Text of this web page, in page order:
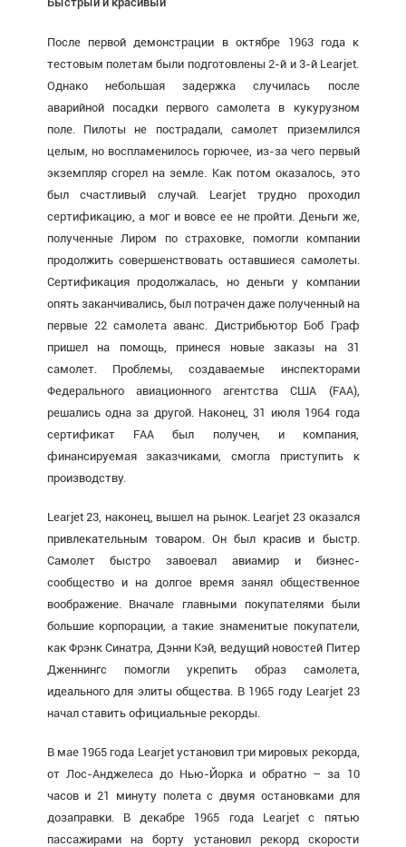
После первой демонстрации в октябре 1963 года к
тестовым полетам были подготовлены 2-й и 3-й Learjet.
Однако небольшая задержка случилась после
аварийной посадки первого самолета в кукурузном
поле. Пилоты не пострадали, самолет приземлился
целым, но воспламенилось горючее, из-за чего первый
экземпляр сгорел на земле. Как потом оказалось, это
был счастливый случай. Learjet трудно проходил
сертификацию, а мог и вовсе ее не пройти. Деньги же,
полученные Лиром по страховке, помогли компании
продолжить совершенствовать оставшиеся самолеты.
Сертификация продолжалась, но деньги у компании
опять заканчивались, был потрачен даже полученный на
первые 22 самолета аванс. Дистрибьютор Боб Граф
пришел на помощь, принеся новые заказы на 31
самолет. Проблемы, создаваемые инспекторами
Федерального авиационного агентства США (FAA),
решались одна за другой. Наконец, 31 июля 1964 года
сертификат FAA был получен, и компания,
финансируемая заказчиками, смогла приступить к
производству.
Learjet 23, наконец, вышел на рынок. Learjet 23 оказался
привлекательным товаром. Он был красив и быстр.
Самолет быстро завоевал авиамир и бизнес-
сообщество и на долгое время занял общественное
воображение. Вначале главными покупателями были
большие корпорации, а такие знаменитые покупатели,
как Фрэнк Синатра, Дэнни Кэй, ведущий новостей Питер
Дженнингс помогли укрепить образ самолета,
идеального для элиты общества. В 1965 году Learjet 23
начал ставить официальные рекорды.
В мае 1965 года Learjet установил три мировых рекорда,
от Лос-Анджелеса до Нью-Йорка и обратно – за 10
часов и 21 минуту полета с двумя остановками для
дозаправки. В декабре 1965 года Learjet с пятью
пассажирами на борту установил рекорд скорости